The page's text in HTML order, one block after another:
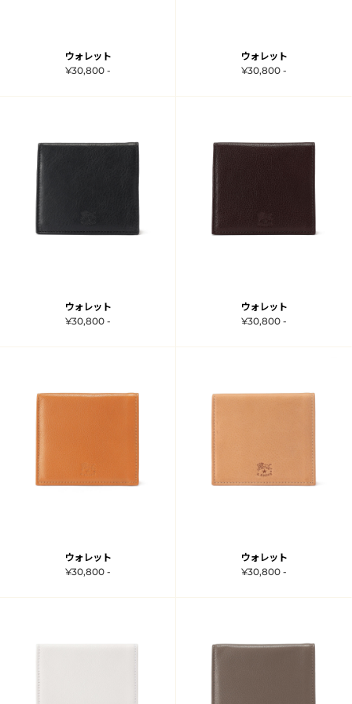
ウォレット
¥30,800 -
ウォレット
¥30,800 -
ウォレット
¥30,800 -
ウォレット
¥30,800 -
ウォレット
¥30,800 -
ウォレット
¥30,800 -